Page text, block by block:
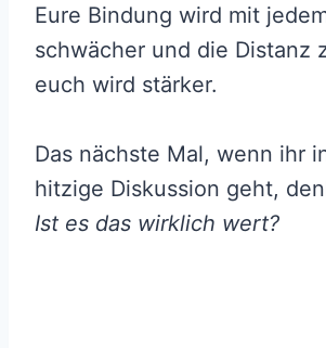
Eure Bindung wird mit
schwächer und die Distanz
euch wird stärker.
Das nächste Mal, wenn ihr
hitzige Diskussion geht,
Ist es das wirklich wert?